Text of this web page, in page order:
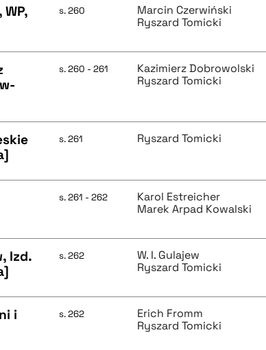
s. 260
Marcin Czerwiński
Ryszard Tomicki
s. 260 - 261
Kazimierz Dobrowolski
Ryszard Tomicki
s. 261 Ryszard Tomicki
s. 261 - 262
Karol Estreicher
Marek Arpad Kowalski
Izd.
s. 262
W. I. Gulajew
Ryszard Tomicki
i
s. 262
Erich Fromm
Ryszard Tomicki